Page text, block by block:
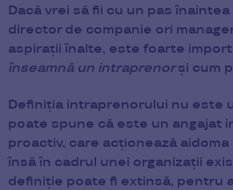
Dacă vrei să fii cu un pas
director de companie ori
aspirații înalte, este foarte
înseamnă un intraprenorși cum
Definiția intraprenorului nu este
poate spune că este un angajat
proactiv, care acționează
însă în cadrul unei organizații
definiție poate fi extinsă, pentru